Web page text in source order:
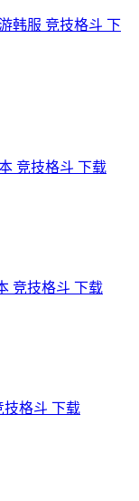
韩服 竞技格斗 下
竞技格斗 下载
竞技格斗 下载
技格斗 下载